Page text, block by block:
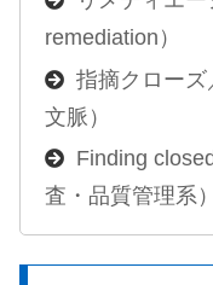
remediation）
指摘クロー
文脈）
Finding
査・品質管理系）